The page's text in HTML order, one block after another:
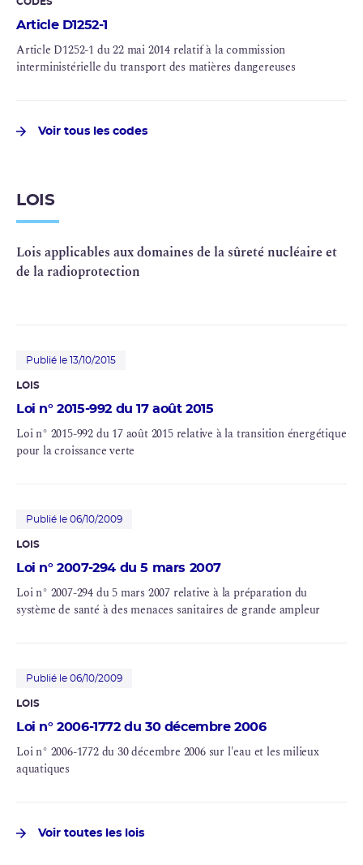
Article D1252-1
Article D1252-1 du 22 mai 2014 relatif à la commission
interministérielle du transport des matières dangereuses
Voir tous les codes
LOIS
Lois applicables aux domaines de la sûreté nucléaire et
de la radioprotection
Publié le 13/10/2015
LOIS
Loi n° 2015-992 du 17 août 2015
Loi n° 2015-992 du 17 août 2015 relative à la transition énergétique
pour la croissance verte
Publié le 06/10/2009
LOIS
Loi n° 2007-294 du 5 mars 2007
Loi n° 2007-294 du 5 mars 2007 relative à la préparation du
système de santé à des menaces sanitaires de grande ampleur
Publié le 06/10/2009
LOIS
Loi n° 2006-1772 du 30 décembre 2006
Loi n° 2006-1772 du 30 décembre 2006 sur l'eau et les milieux
aquatiques
Voir toutes les lois